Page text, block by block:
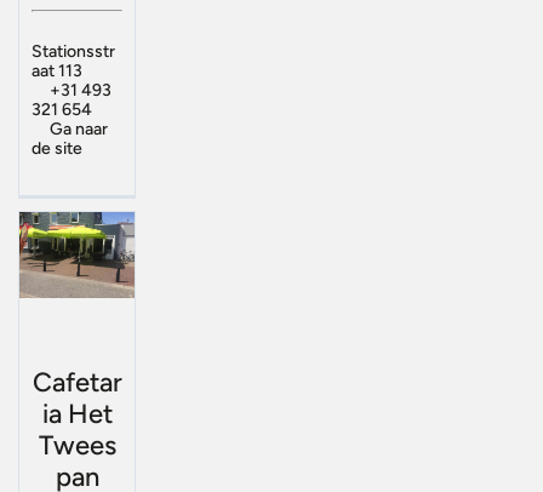
Stationsstr
aat 113
+31 493
321 654
Ga naar
de site
Cafetar
ia Het
Twees
pan